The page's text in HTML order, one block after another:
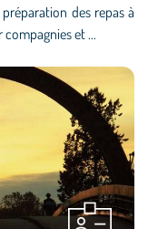
des repas à
et ...